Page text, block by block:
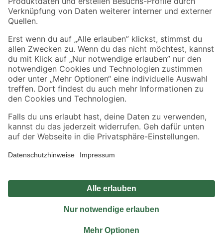
Sicher einkaufen
Jetzt die toom-App herunterladen
Alle Preisangaben in EUR inkl. gesetzl. MwSt.. Die dargestellten Angebote sind unter
Umständen nicht in allen Märkten verfügbar. Die angegebenen Verfügbarkeiten beziehen
Produkte nur solange der Vorrat reicht.
*Paketversand ab 59 € versandkostenfrei, gilt nicht für Artikel mit Speditionsversand, hier
Privatsphäre Impressum
Nutzungsbedingungen
Widerrufsrecht
Vertrag widerrufen
© 2026 toom Baumarkt GmbH